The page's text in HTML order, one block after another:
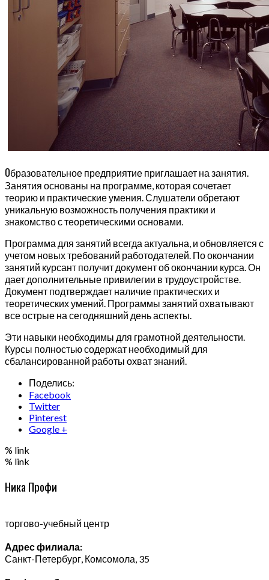
Образовательное предприятие приглашает на занятия.
Занятия основаны на программе, которая сочетает
теорию и практические умения. Слушатели обретают
уникальную возможность получения практики и
знакомство с теоретическими основами.
Программа для занятий всегда актуальна, и обновляется с
учетом новых требований работодателей. По окончании
занятий курсант получит документ об окончании курса. Он
дает дополнительные привилегии в трудоустройстве.
Документ подтверждает наличие практических и
теоретических умений. Программы занятий охватывают
все острые на сегодняшний день аспекты.
Эти навыки необходимы для грамотной деятельности.
Курсы полностью содержат необходимый для
сбалансированной работы охват знаний.
Поделись:
Facebook
Twitter
Pinterest
Google +
% link
% link
Ника Профи
торгово-учебный центр
Адрес филиала:
Санкт-Петербург, Комсомола, 35